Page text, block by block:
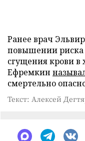
Ранее врач
повышении риска
сгущения крови в
Ефремкин
смертельно
Текст: Алексей